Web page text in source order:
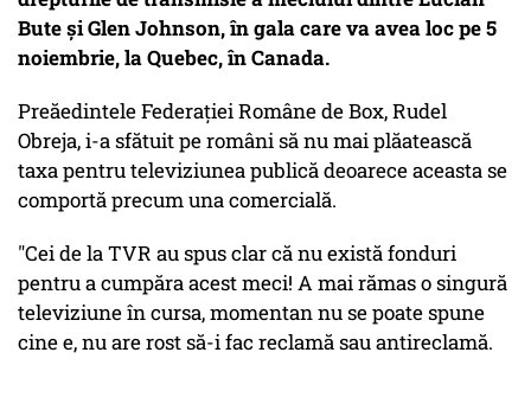
Bute și Glen Johnson, în gala care va avea loc pe 5
noiembrie, la Quebec, în Canada.
Preăedintele Federației Române de Box, Rudel
Obreja, i-a sfătuit pe români să nu mai plăatească
taxa pentru televiziunea publică deoarece aceasta se
comportă precum una comercială.
"Cei de la TVR au spus clar că nu există fonduri
pentru a cumpăra acest meci! A mai rămas o singură
televiziune în cursa, momentan nu se poate spune
cine e, nu are rost să-i fac reclamă sau antireclamă.